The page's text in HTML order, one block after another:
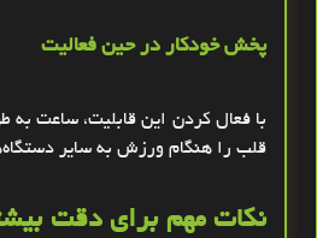
پخش خودکار در حین فعالیت
با فعال کردن این قابلیت، ساعت به
قلب را هنگام ورزش به سایر
نکات مهم برای دقت